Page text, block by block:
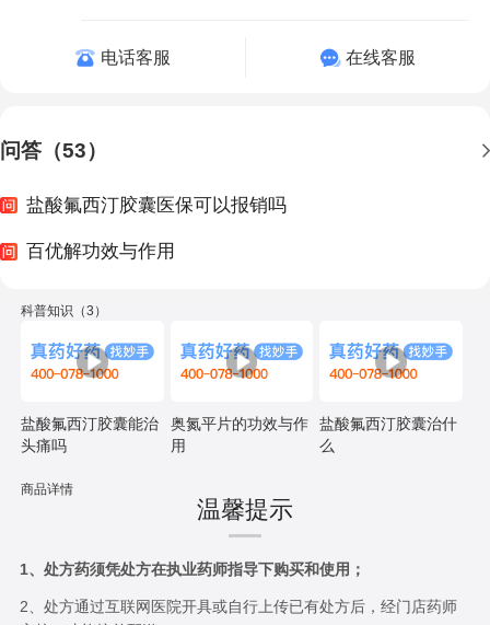
电话客服 在线客服
问答（53）
盐酸氟西汀胶囊医保可以报销吗
百优解功效与作用
科普知识（3）
盐酸氟西汀胶囊能治
头痛吗
奥氮平片的功效与作
用
盐酸氟西汀胶囊治什
么
商品详情
温馨提示
1、处方药须凭处方在执业药师指导下购买和使用；
2、处方通过互联网医院开具或自行上传已有处方后，经门店药师